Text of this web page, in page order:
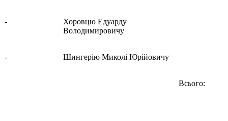
-
Хоровцю Едуарду
Володимировичу
- Шингерію Миколі Юрійовичу
Всього: